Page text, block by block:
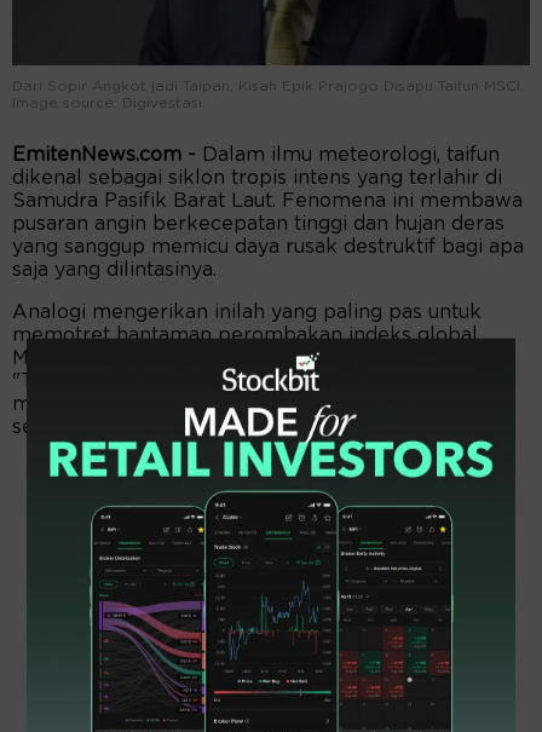
Dari Sopir Angkot jadi Taipan, Kisah Epik Prajogo Disapu Taifun MSCI.
Image source: Digivestasi
EmitenNews.com -
Dalam ilmu meteorologi, taifun
dikenal sebagai siklon tropis intens yang terlahir di
Samudra Pasifik Barat Laut. Fenomena ini membawa
pusaran angin berkecepatan tinggi dan hujan deras
yang sanggup memicu daya rusak destruktif bagi apa
saja yang dilintasinya.
Analogi mengerikan inilah yang paling pas untuk
memotret hantaman perombakan indeks global
MSCI di bursa saham Tanah Air pekan ini. Bedanya,
"Taifun" kali ini menyapu tanpa air, melainkan
menguapkan kekayaan triliunan rupiah dalam
sekejap mata.